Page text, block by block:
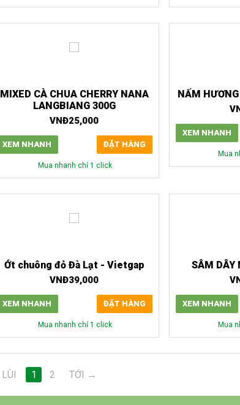
MIXED CÀ CHUA CHERRY NANA
LANGBIANG 300G
VNĐ25,000
XEM NHANH ĐẶT HÀNG
Mua nhanh chỉ 1 click
NẤM
XEM NHANH
Mua
Ớt chuông đỏ Đà Lạt - Vietgap
VNĐ39,000
XEM NHANH ĐẶT HÀNG
Mua nhanh chỉ 1 click
SÂM DÂY
XEM NHANH
Mua
LÙI 1 2 TỚI